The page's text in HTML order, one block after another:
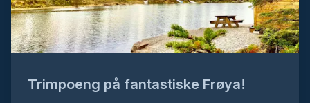
U og IL Glimt
Grenland Havpadletrim 2026
Trimpoeng på fantastiske Frøya!